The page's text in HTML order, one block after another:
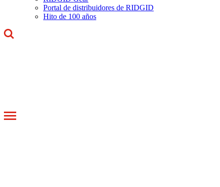
Portal de distribuidores de RIDGID
Hito de 100 años
Toggle